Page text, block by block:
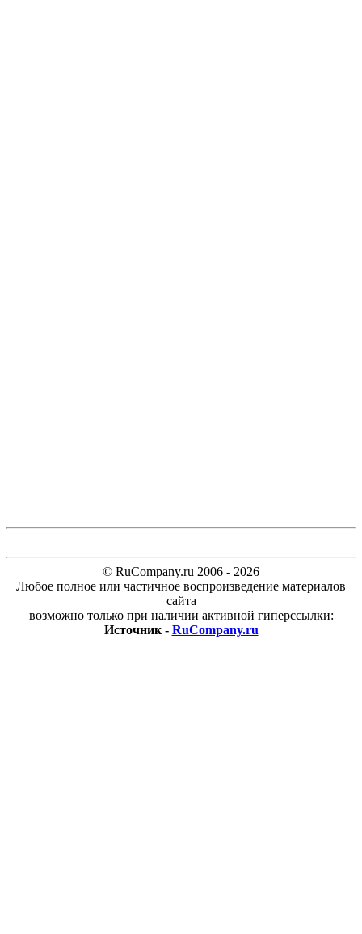
© RuCompany.ru 2006 - 2026
Любое полное или частичное воспроизведение материалов
сайта
возможно только при наличии активной гиперссылки:
Источник - RuCompany.ru